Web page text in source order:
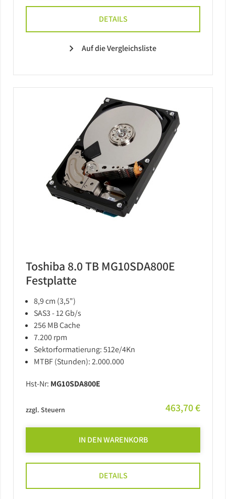
DETAILS
Auf die Vergleichsliste
Toshiba 8.0 TB MG10SDA800E
Festplatte
8,9 cm (3,5")
SAS3 - 12 Gb/s
256 MB Cache
7.200 rpm
Sektorformatierung: 512e/4Kn
MTBF (Stunden): 2.000.000
Hst-Nr: MG10SDA800E
zzgl. Steuern 463,70 €
IN DEN WARENKORB
DETAILS